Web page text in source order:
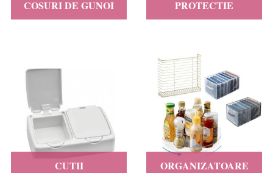
COSURI DE GUNOI
PROTECTIE
CUTII ORGANIZATOARE